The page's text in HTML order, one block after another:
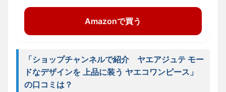
Amazonで買う
「ショップチャンネルで紹介 ヤエアジュテ モー
ドなデザインを 上品に装う ヤエコワンピース」
の口コミは？